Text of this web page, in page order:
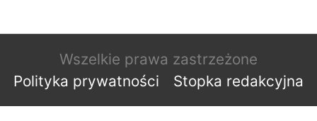
Wszelkie prawa zastrzeżone
Polityka prywatności
Stopka redakcyjna